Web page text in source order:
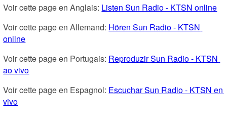
Voir cette page en Anglais: Listen Sun Radio - KTSN online
Voir cette page en Allemand: Hören Sun Radio - KTSN
online
Voir cette page en Portugais: Reproduzir Sun Radio - KTSN
ao vivo
Voir cette page en Espagnol: Escuchar Sun Radio - KTSN en
vivo